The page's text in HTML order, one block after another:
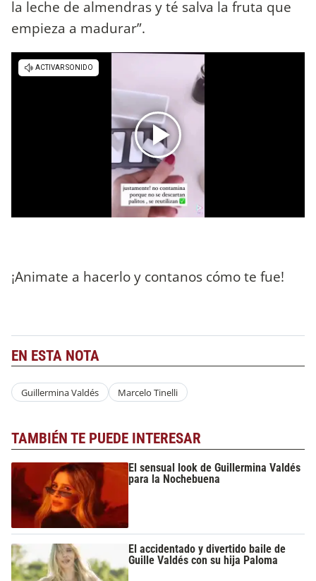
la leche de almendras y té salva la fruta que
empieza a madurar”.
¡Animate a hacerlo y contanos cómo te fue!
EN ESTA NOTA
Guillermina Valdés Marcelo Tinelli
TAMBIÉN TE PUEDE INTERESAR
El sensual look de Guillermina Valdés
para la Nochebuena
El accidentado y divertido baile de
Guille Valdés con su hija Paloma